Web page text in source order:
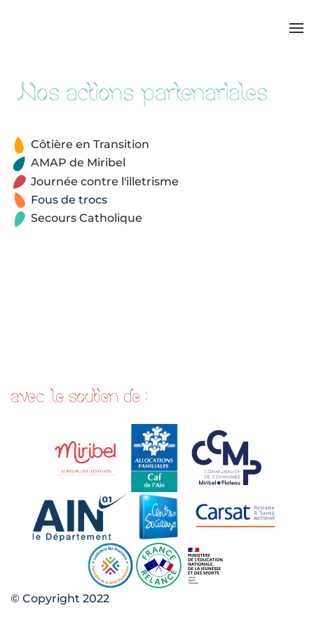
Nos actions partenariales
Côtière en Transition
AMAP de Miribel
Journée contre l'illetrisme
Fous de trocs
Secours Catholique
avec le soutien de :
© Copyright 2022